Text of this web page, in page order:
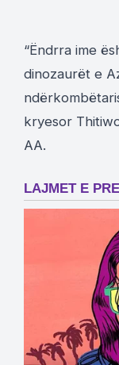
“Ëndrra ime
dinozaurët e
kryesor
AA.